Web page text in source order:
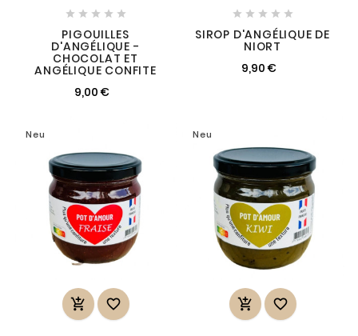
    
PIGOUILLES
D'ANGÉLIQUE -
CHOCOLAT ET
ANGÉLIQUE CONFITE
9,00 €
    
SIROP D'ANGÉLIQUE DE
NIORT
9,90 €
Neu
 
Neu
 